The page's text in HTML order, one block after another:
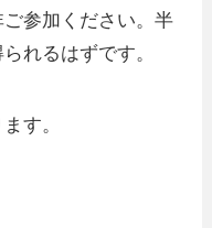
参加ください。半
れるはずです。
す。